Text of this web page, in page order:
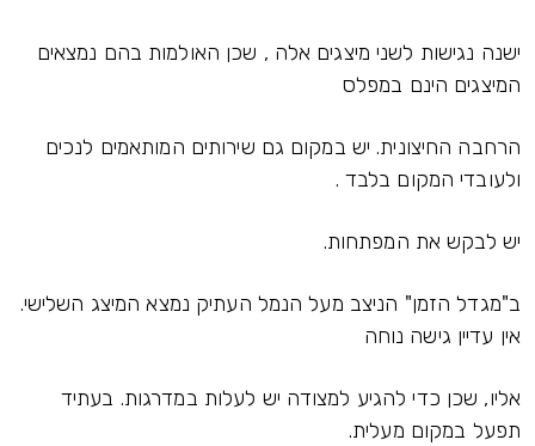
ישנה נגישות לשני מיצגים אלה , שכן האולמות בהם נמצאים
המיצגים הינם במפלס
הרחבה החיצונית. יש במקום גם שירותים המותאמים לנכים
ולעובדי המקום בלבד .
יש לבקש את המפתחות.
ב"מגדל הזמן" הניצב מעל הנמל העתיק נמצא המיצג השלישי.
אין עדיין גישה נוחה
אליו, שכן כדי להגיע למצודה יש לעלות במדרגות. בעתיד
תפעל במקום מעלית.